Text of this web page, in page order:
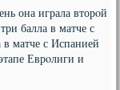
она играла вторοй
балла в матче с
матче с Испанией
Еврοлиги и